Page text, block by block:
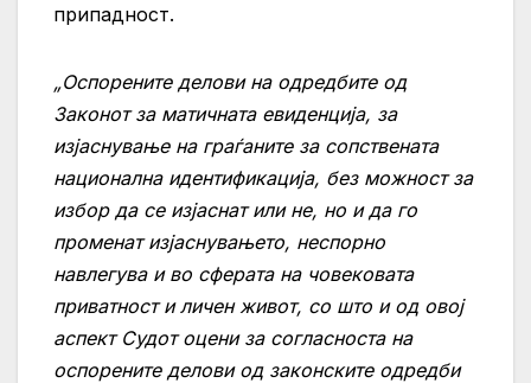
припадност.
„Оспорените делови на одредбите од
Законот за матичната евиденција, за
изјаснување на граѓаните за сопствената
национална идентификација, без можност за
избор да се изјаснат или не, но и да го
променат изјаснувањето, неспорно
навлегува и во сферата на човековата
приватност и личен живот, со што и од овој
аспект Судот оцени за согласноста на
оспорените делови од законските одредби